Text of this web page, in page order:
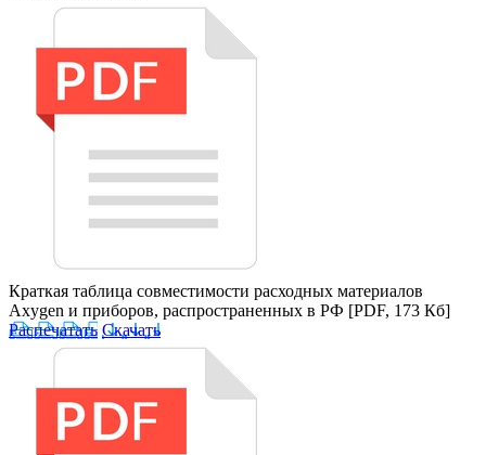
Краткая таблица совместимости расходных материалов
Axygen и приборов, распространенных в РФ [PDF, 173 Кб]
Распечатать Скачать